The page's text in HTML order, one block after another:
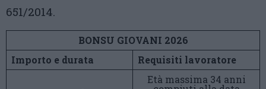
651/2014.
BONSU GIOVANI 2026
Importo e durata
Requisiti lavoratore
Età massima 34 anni